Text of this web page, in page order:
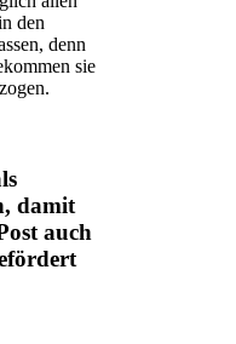
den
denn
sie
damit
auch